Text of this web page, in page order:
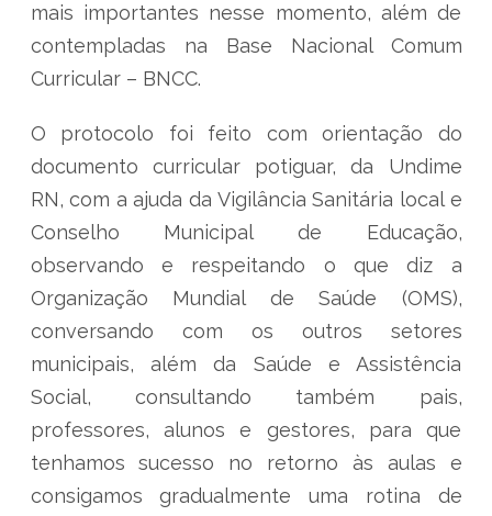
mais importantes nesse momento, além de
contempladas na Base Nacional Comum
Curricular – BNCC.
O protocolo foi feito com orientação do
documento curricular potiguar, da Undime
RN, com a ajuda da Vigilância Sanitária local e
Conselho Municipal de Educação,
observando e respeitando o que diz a
Organização Mundial de Saúde (OMS),
conversando com os outros setores
municipais, além da Saúde e Assistência
Social, consultando também pais,
professores, alunos e gestores, para que
tenhamos sucesso no retorno às aulas e
consigamos gradualmente uma rotina de